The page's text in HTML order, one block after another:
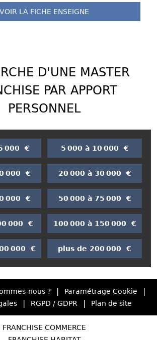
VOIR LA FICHE ENSEIGNE
D'UNE MASTER
PAR APPORT
PERSONNEL
000 € 5 000 à 10 000 €
000 € 20 000 à 30 000 €
000 € 50 000 à 75 000 €
000 € 100 000 à 150 000 €
000 € plus de 200 000 €
nous ? | Paramétrage Cookie |
| RGPD / GDPR | Plan de site
FRANCHISE COMMERCE